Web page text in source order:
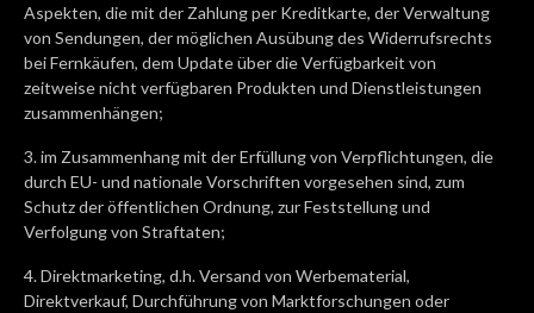
Aspekten, die mit der Zahlung per Kreditkarte, der Verwaltung
von Sendungen, der möglichen Ausübung des Widerrufsrechts
bei Fernkäufen, dem Update über die Verfügbarkeit von
zeitweise nicht verfügbaren Produkten und Dienstleistungen
zusammenhängen;
3. im Zusammenhang mit der Erfüllung von Verpflichtungen, die
durch EU- und nationale Vorschriften vorgesehen sind, zum
Schutz der öffentlichen Ordnung, zur Feststellung und
Verfolgung von Straftaten;
4. Direktmarketing, d.h. Versand von Werbematerial,
Direktverkauf, Durchführung von Marktforschungen oder